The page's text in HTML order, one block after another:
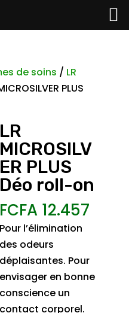
de soins / LR
PLUS
LR
MICROSILV
ER PLUS
Déo roll-on
FCFA 12.457
Pour l’élimination
des odeurs
déplaisantes. Pour
envisager en bonne
conscience un
contact corporel.